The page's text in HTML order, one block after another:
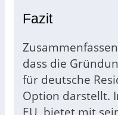
Fazit
dass die
für deutsche
Option darstellt.